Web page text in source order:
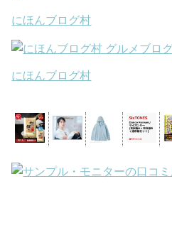
にほんブログ村
にほんブログ村